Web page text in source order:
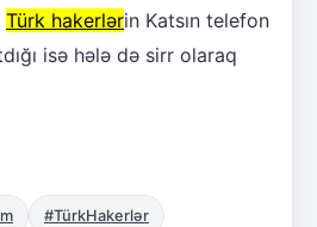
Türk hakerlərin Katsın telefon
isə hələ də sirr olaraq
#TürkHakerlər